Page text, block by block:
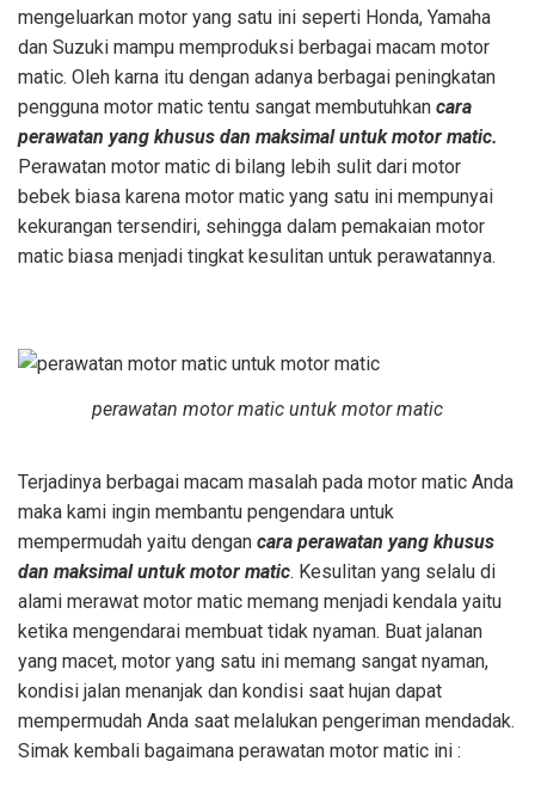
mengeluarkan motor yang satu ini seperti Honda, Yamaha
dan Suzuki mampu memproduksi berbagai macam motor
matic. Oleh karna itu dengan adanya berbagai peningkatan
pengguna motor matic tentu sangat membutuhkan cara
perawatan yang khusus dan maksimal untuk motor matic.
Perawatan motor matic di bilang lebih sulit dari motor
bebek biasa karena motor matic yang satu ini mempunyai
kekurangan tersendiri, sehingga dalam pemakaian motor
matic biasa menjadi tingkat kesulitan untuk perawatannya.
perawatan motor matic untuk motor matic
Terjadinya berbagai macam masalah pada motor matic Anda
maka kami ingin membantu pengendara untuk
mempermudah yaitu dengan cara perawatan yang khusus
dan maksimal untuk motor matic. Kesulitan yang selalu di
alami merawat motor matic memang menjadi kendala yaitu
ketika mengendarai membuat tidak nyaman. Buat jalanan
yang macet, motor yang satu ini memang sangat nyaman,
kondisi jalan menanjak dan kondisi saat hujan dapat
mempermudah Anda saat melalukan pengeriman mendadak.
Simak kembali bagaimana perawatan motor matic ini :